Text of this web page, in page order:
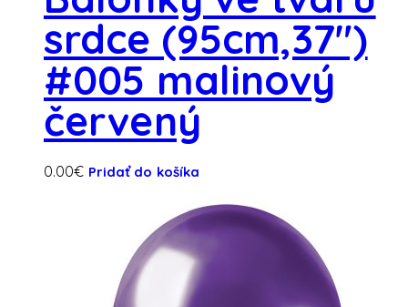
srdce (95cm,37″)
#005 malinový
červený
0.00€ Pridať do košíka